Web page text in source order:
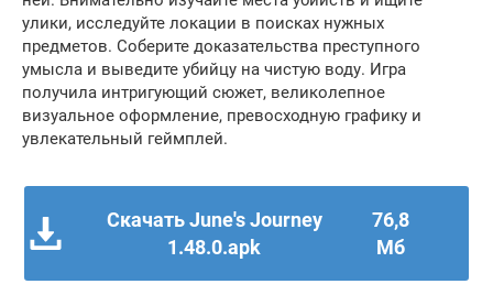
улики, исследуйте локации в поисках нужных
предметов. Соберите доказательства преступного
умысла и выведите убийцу на чистую воду. Игра
получила интригующий сюжет, великолепное
визуальное оформление, превосходную графику и
увлекательный геймплей.
Скачать June's Journey
1.48.0.apk
76,8
Мб